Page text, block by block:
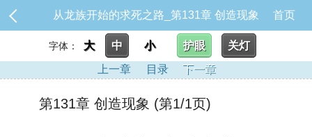
从龙族开始的求死之路_第131章 创造现象 首页
字体： 大 中 小 护眼
关灯
上一章
目录 下一章
第131章 创造现象 (第1/1页)